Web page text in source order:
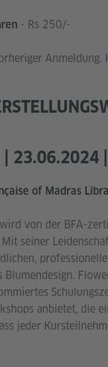
- Rs 250/-
Anmeldung.
|
of Madras
von der BFA-
seiner
Blumendesign.
anbietet, die
jeder